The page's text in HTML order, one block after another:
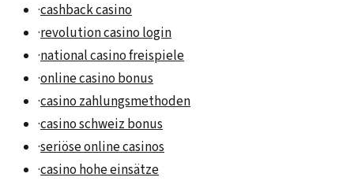
·cashback casino
·revolution casino login
·national casino freispiele
·online casino bonus
·casino zahlungsmethoden
·casino schweiz bonus
·seriöse online casinos
·casino hohe einsätze